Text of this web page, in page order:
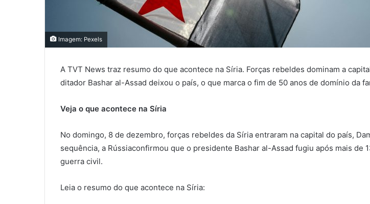
Imagem: Pexels
A TVT News traz resumo do que acontece na Síria. Forças rebeldes dominam a
ditador Bashar al-Assad deixou o país, o que marca o fim de 50 anos de domínio da
Veja o que acontece na Síria
No domingo, 8 de dezembro, forças rebeldes da Síria entraram na capital do país,
sequência, a Rússiaconfirmou que o presidente Bashar al-Assad fugiu após mais de
guerra civil.
Leia o resumo do que acontece na Síria: